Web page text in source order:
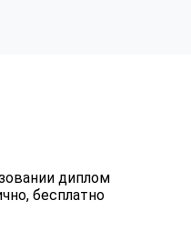
диплом
бесплатно